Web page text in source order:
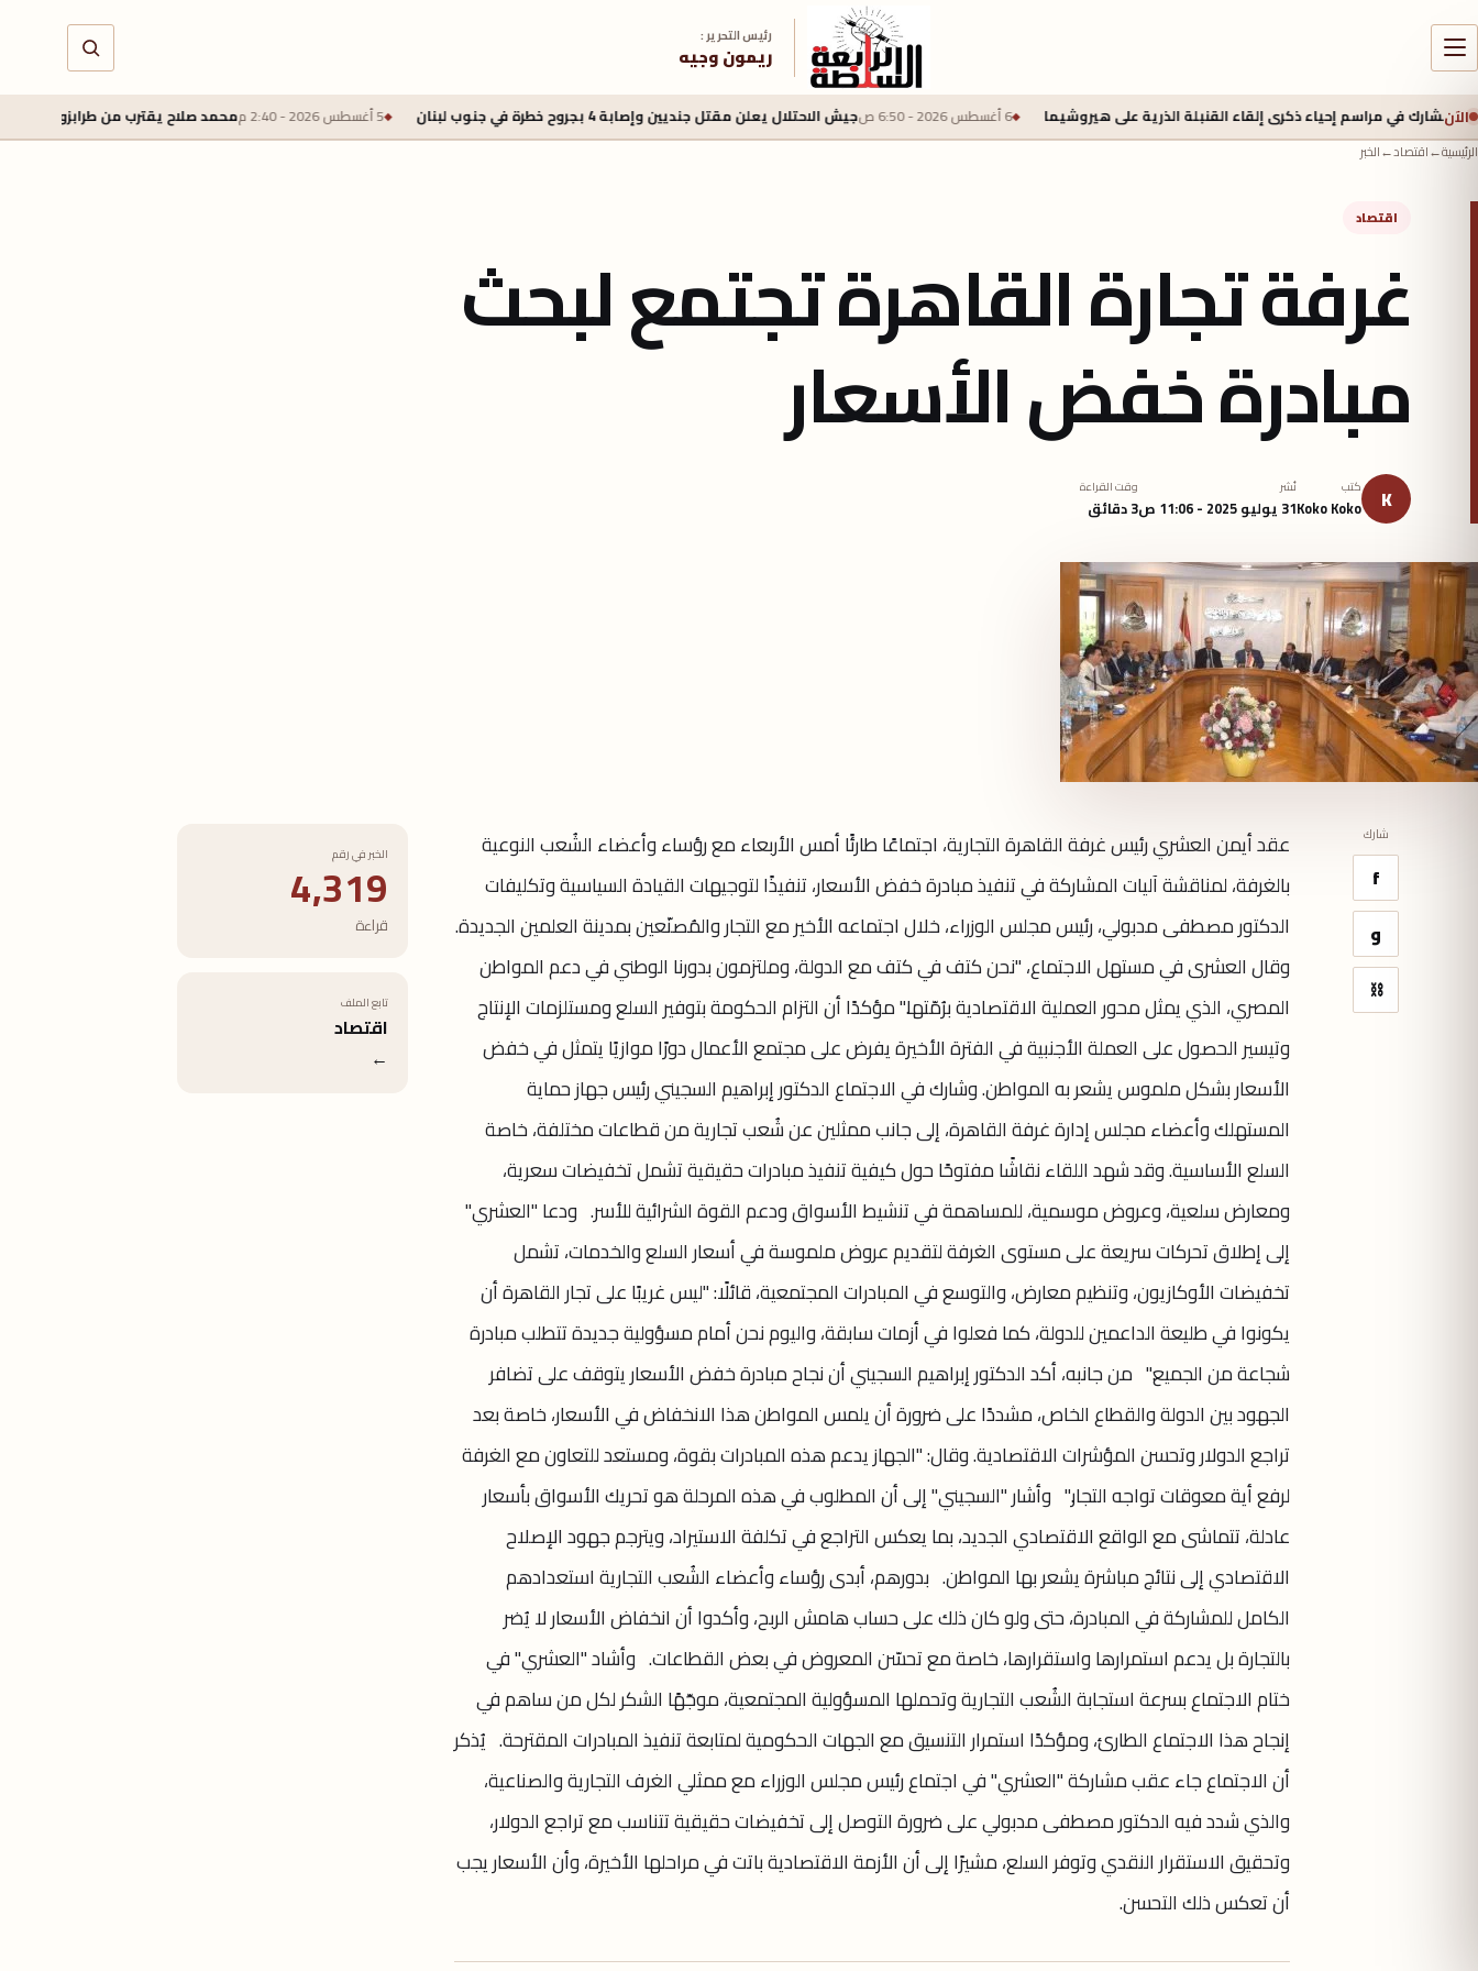
رئيس التحرير :
ريمون وجيه
الآنإحياء ذكرى إلقاء القنبلة الذرية على هيروشيما 6 أغسطس 2026 - 6:50 ص جيش الاحتلال يعلن مقتل جنديين وإصابة 4 بجروح خطرة في جنوب لبنان 5 أغسطس 2026 - 2:40 م محمد صلاح يقترب من طرابزون سبور بعقد لمدة عامين وراتب
الرئيسية←اقتصاد←الخبر
اقتصاد
غرفة تجارة القاهرة تجتمع لبحث
مبادرة خفض الأسعار
K كتب
Koko Koko
نُشر
31 يوليو 2025 - 11:06 ص
وقت القراءة
3 دقائق
شارك
f
و
⛓
عقد أيمن العشري رئيس غرفة القاهرة التجارية، اجتماعًا طارئًا أمس الأربعاء مع رؤساء وأعضاء الشُعب النوعية
بالغرفة، لمناقشة آليات المشاركة في تنفيذ مبادرة خفض الأسعار، تنفيذًا لتوجيهات القيادة السياسية وتكليفات
الدكتور مصطفى مدبولي، رئيس مجلس الوزراء، خلال اجتماعه الأخير مع التجار والمُصنّعين بمدينة العلمين الجديدة.
وقال العشرى في مستهل الاجتماع، "نحن كتف في كتف مع الدولة، وملتزمون بدورنا الوطني في دعم المواطن
المصري، الذي يمثل محور العملية الاقتصادية برُمّتها." مؤكدًا أن التزام الحكومة بتوفير السلع ومستلزمات الإنتاج
وتيسير الحصول على العملة الأجنبية في الفترة الأخيرة يفرض على مجتمع الأعمال دورًا موازيًا يتمثل في خفض
الأسعار بشكل ملموس يشعر به المواطن. وشارك في الاجتماع الدكتور إبراهيم السجيني رئيس جهاز حماية
المستهلك وأعضاء مجلس إدارة غرفة القاهرة، إلى جانب ممثلين عن شُعب تجارية من قطاعات مختلفة، خاصة
السلع الأساسية. وقد شهد اللقاء نقاشًا مفتوحًا حول كيفية تنفيذ مبادرات حقيقية تشمل تخفيضات سعرية،
ومعارض سلعية، وعروض موسمية، للمساهمة في تنشيط الأسواق ودعم القوة الشرائية للأسر. ودعا "العشري"
إلى إطلاق تحركات سريعة على مستوى الغرفة لتقديم عروض ملموسة في أسعار السلع والخدمات، تشمل
تخفيضات الأوكازيون، وتنظيم معارض، والتوسع في المبادرات المجتمعية، قائلًا: "ليس غريبًا على تجار القاهرة أن
يكونوا في طليعة الداعمين للدولة، كما فعلوا في أزمات سابقة، واليوم نحن أمام مسؤولية جديدة تتطلب مبادرة
شجاعة من الجميع." من جانبه، أكد الدكتور إبراهيم السجيني أن نجاح مبادرة خفض الأسعار يتوقف على تضافر
الجهود بين الدولة والقطاع الخاص، مشددًا على ضرورة أن يلمس المواطن هذا الانخفاض في الأسعار، خاصة بعد
تراجع الدولار وتحسن المؤشرات الاقتصادية. وقال: "الجهاز يدعم هذه المبادرات بقوة، ومستعد للتعاون مع الغرفة
لرفع أية معوقات تواجه التجار." وأشار "السجيني" إلى أن المطلوب في هذه المرحلة هو تحريك الأسواق بأسعار
عادلة، تتماشى مع الواقع الاقتصادي الجديد، بما يعكس التراجع في تكلفة الاستيراد، ويترجم جهود الإصلاح
الاقتصادي إلى نتائج مباشرة يشعر بها المواطن. بدورهم، أبدى رؤساء وأعضاء الشُعب التجارية استعدادهم
الكامل للمشاركة في المبادرة، حتى ولو كان ذلك على حساب هامش الربح، وأكدوا أن انخفاض الأسعار لا يُضر
بالتجارة بل يدعم استمرارها واستقرارها، خاصة مع تحسّن المعروض في بعض القطاعات. وأشاد "العشري" في
ختام الاجتماع بسرعة استجابة الشُعب التجارية وتحملها المسؤولية المجتمعية، موجّهًا الشكر لكل من ساهم في
إنجاح هذا الاجتماع الطارئ، ومؤكدًا استمرار التنسيق مع الجهات الحكومية لمتابعة تنفيذ المبادرات المقترحة. يُذكر
أن الاجتماع جاء عقب مشاركة "العشري" في اجتماع رئيس مجلس الوزراء مع ممثلي الغرف التجارية والصناعية،
والذي شدد فيه الدكتور مصطفى مدبولي على ضرورة التوصل إلى تخفيضات حقيقية تتناسب مع تراجع الدولار،
وتحقيق الاستقرار النقدي وتوفر السلع، مشيرًا إلى أن الأزمة الاقتصادية باتت في مراحلها الأخيرة، وأن الأسعار يجب
أن تعكس ذلك التحسن.
الخبر في رقم
4,319
قراءة
تابع الملف
اقتصاد
←